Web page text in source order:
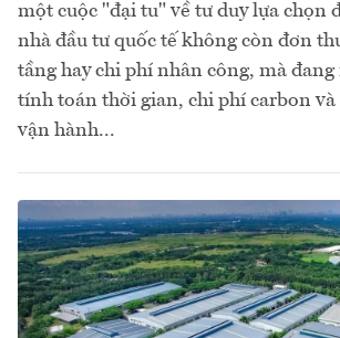
một cuộc "đại tu" về tư duy lựa chọn
nhà đầu tư quốc tế không còn đơn
tầng hay chi phí nhân công, mà
tính toán thời gian, chi phí carbon
vận hành...